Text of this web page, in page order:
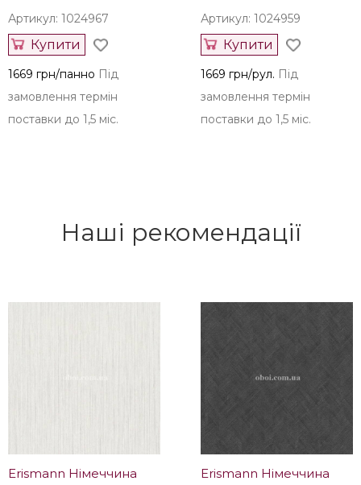
Артикул: 1024967
Купити
1669 грн/панно Під
замовлення термін
поставки до 1,5 міс.
Артикул: 1024959
Купити
1669 грн/рул. Під
замовлення термін
поставки до 1,5 міс.
Наші рекомендації
Erismann Німеччина Erismann Німеччина